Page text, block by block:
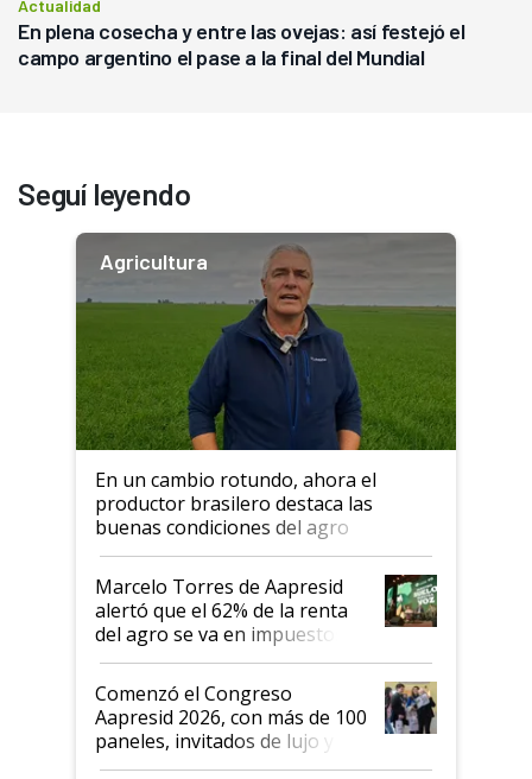
Actualidad
En plena cosecha y entre las ovejas: así festejó el
campo argentino el pase a la final del Mundial
Seguí leyendo
Agricultura
En un cambio rotundo, ahora el
productor brasilero destaca las
buenas condiciones del agro
argentino para invertir: "Los veo
más motivados"
Marcelo Torres de Aapresid
alertó que el 62% de la renta
del agro se va en impuestos:
"No es bueno que en
Argentina se sigan discutiendo
las mismas cosas de hace 50
años"
Comenzó el Congreso
Aapresid 2026, con más de 100
paneles, invitados de lujo y
todas las tendencias